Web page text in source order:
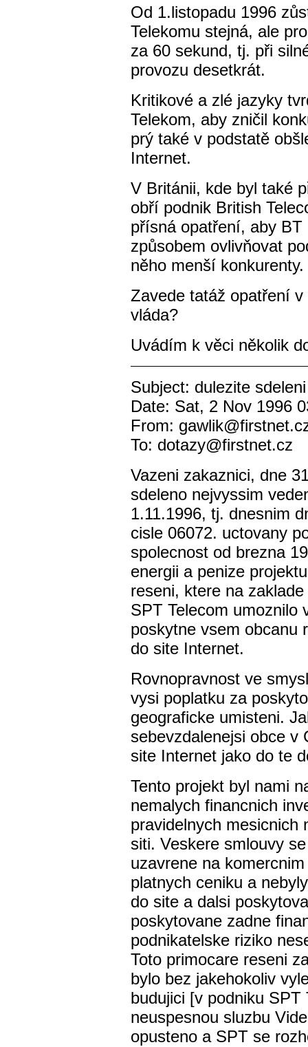
Od 1.listopadu 1996
Telekomu stejná, ale
za 60 sekund, tj. při
provozu desetkrát.
Kritikové a zlé jazyky
Telekom, aby zničil
prý také v podstatě
Internet.
V Británii, kde byl také
obří podnik British
přísná opatření, aby
způsobem ovlivňovat
něho menší konkurenty.
Zavede tatáž opatření
vláda?
Uvádím k věci několik
Subject: dulezite sdeleni
Date: Sat, 2 Nov 1996
From:
To: dotazy@firstnet.cz
Vazeni zakaznici, dne
sdeleno nejvyssim
1.11.1996, tj. dnesnim
cisle 06072. uctovany
spolecnost od brezna
energii a penize
reseni, ktere na
SPT Telecom umoznilo
poskytne vsem obcanu
do site Internet.
Rovnopravnost ve
vysi poplatku za
geograficke umisteni.
sebevzdalenejsi obce v
site Internet jako do te
Tento projekt byl nami
nemalych financnich
pravidelnych mesicnich
siti. Veskere smlouvy
uzavrene na
platnych ceniku a
do site a dalsi
poskytovane zadne
podnikatelske riziko
Toto primocare reseni
bylo bez jakehokoliv
budujici [v podniku
neuspesnou sluzbu
opusteno a SPT se